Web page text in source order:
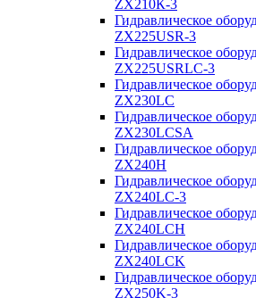
ZX210К-3
Гидравлическое
ZX225USR-3
Гидравлическое
ZX225USRLC-3
Гидравлическое
ZX230LC
Гидравлическое
ZX230LCSA
Гидравлическое
ZX240H
Гидравлическое
ZX240LC-3
Гидравлическое
ZX240LCH
Гидравлическое
ZX240LCK
Гидравлическое
ZX250K-3